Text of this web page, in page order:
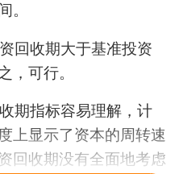
。
回收期大于基准投资
，可行。
期指标容易理解，计
上显示了资本的周转速
回收期没有全面地考虑